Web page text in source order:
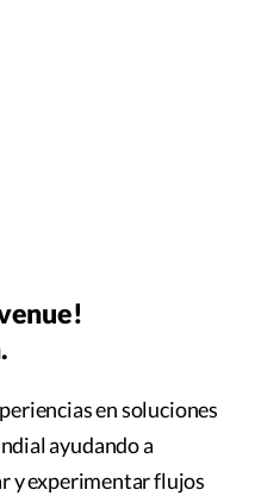
en soluciones
ayudando a
y experimentar flujos